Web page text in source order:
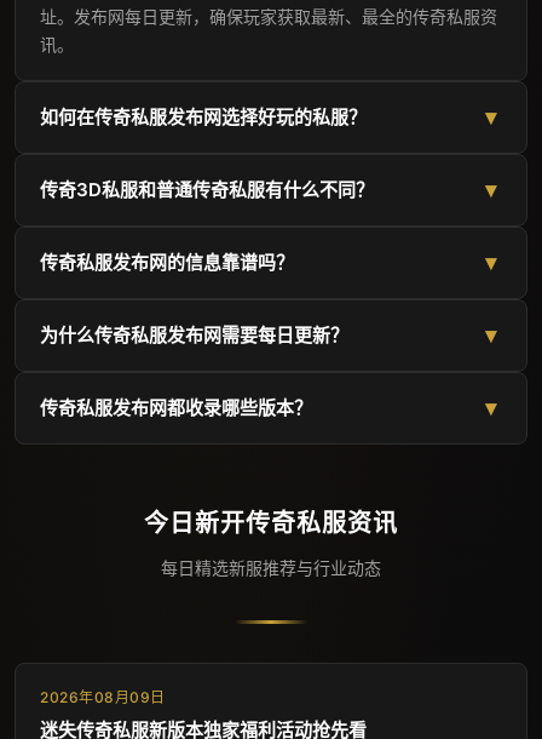
址。发布网每日更新，确保玩家获取最新、最全的传奇私服资
讯。
如何在传奇私服发布网选择好玩的私服？ ▾
合个人喜好，如复古1.76、合击1.80或超变版本；其次关注开
中的爆率、升级速度和特殊玩法；最后可以参考发布网上的玩
家评价和推荐标签，选择经过验证的优质私服。
传奇3D私服和普通传奇私服有什么不同？ ▾
自由旋转，相比传统2D传奇拥有更强的视觉冲击力。玩法上，
多现代MMO元素，如副本、翅膀、坐骑等系统，给玩家带来
既熟悉又新颖的游戏体验。
传奇私服发布网的信息靠谱吗？ ▾
真实有效、无恶意插件。建议选择有口碑、长期稳定更新的发
服，并标注推荐和热门标签，帮助玩家快速筛选高质量传奇私
服。
为什么传奇私服发布网需要每日更新？ ▾
关闭。只有每日更新的发布网才能保证玩家看到的是当天的有
效信息，避免进入已关闭的区服。及时更新的发布网还能提供
传奇私服发布网都收录哪些版本？ ▾
奇、迷失传奇、单职业传奇等。无论你是怀旧老玩家还是追求
新颖玩法的玩家，都能在这里找到适合自己的传奇私服版本。
今日新开传奇私服资讯
每日精选新服推荐与行业动态
2026年08月09日
迷失传奇私服新版本独家福利活动抢先看